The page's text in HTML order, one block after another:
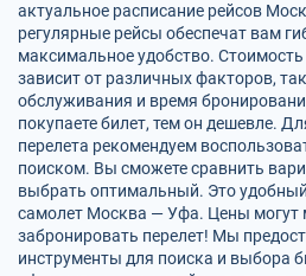
актуальное расписание рейсов
регулярные рейсы обеспечат вам
максимальное удобство.
зависит от различных факторов,
обслуживания и время
покупаете билет, тем он дешевле.
перелета рекомендуем
поиском. Вы сможете сравнить
выбрать оптимальный. Это
самолет Москва — Уфа. Цены могут
забронировать перелет! Мы
инструменты для поиска и выбора